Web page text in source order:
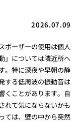
2026.07.09
ポーザーの使用は個人
」については隣近所へ
。特に深夜や早朝の静
する低周波の振動音は
くことがあります。自
れて気にならないかも
ては、壁の中から突然